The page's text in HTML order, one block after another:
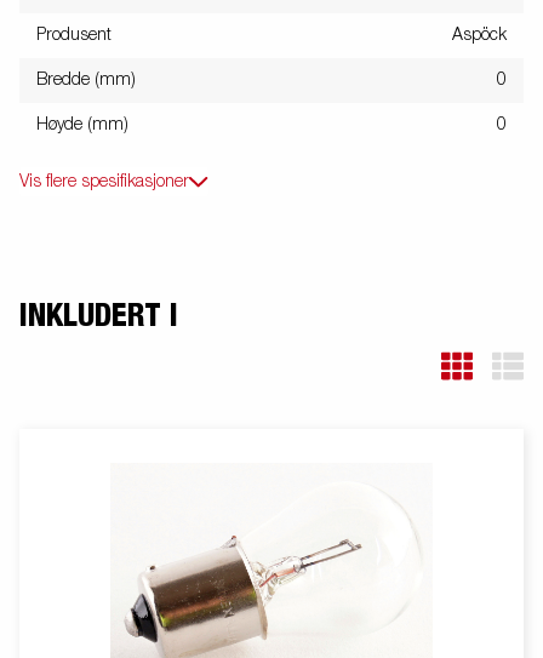
Produsent Aspöck
Bredde (mm) 0
Høyde (mm) 0
Vis flere spesifikasjoner
INKLUDERT I